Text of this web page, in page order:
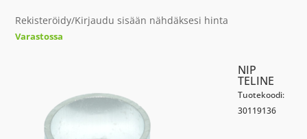
Rekisteröidy/Kirjaudu sisään nähdäksesi hinta
Varastossa
NIP
TELINE
Tuotekoodi:
30119136